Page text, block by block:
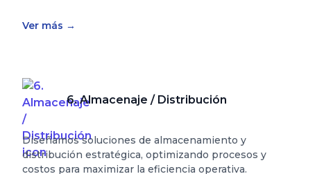
Ver más →
6. Almacenaje / Distribución
Diseñamos soluciones de almacenamiento y
distribución estratégica, optimizando procesos y
costos para maximizar la eficiencia operativa.